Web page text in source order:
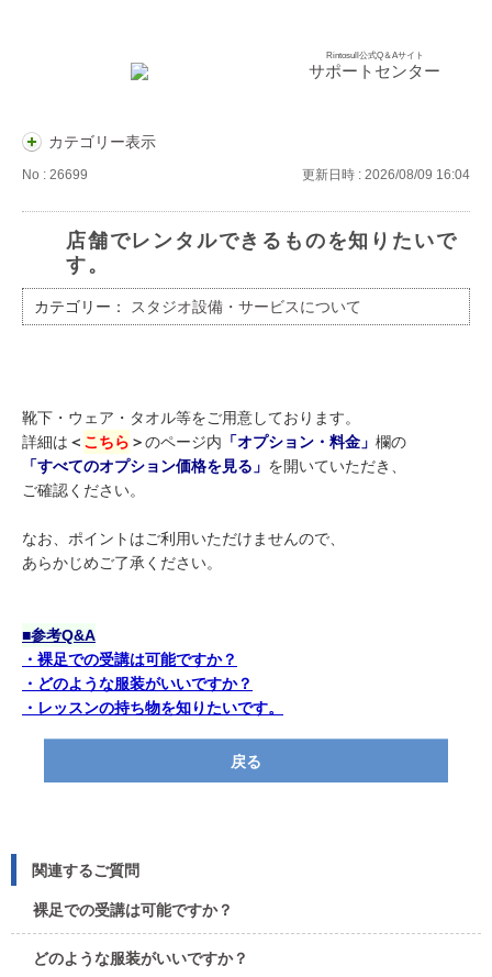
サポートセンター
Rintosull公式Q＆Aサイト
カテゴリー表示
No : 26699 更新日時 : 2026/08/09 16:04
店舗でレンタルできるものを知りたいで
す。
カテゴリー： スタジオ設備・サービスについて​
靴下・ウェア・タオル等をご用意しております。
詳細は ＜ こちら ＞のページ内 「オプション・料金」 欄の
「すべてのオプション価格を見る」 を開いていただき、
ご確認ください。
なお、ポイントはご利用いただけませんので、
あらかじめご了承ください。
■参考Q&A
・裸足での受講は可能ですか？
・どのような服装がいいですか？
・レッスンの持ち物を知りたいです。
戻る
関連するご質問
裸足での受講は可能ですか？
どのような服装がいいですか？